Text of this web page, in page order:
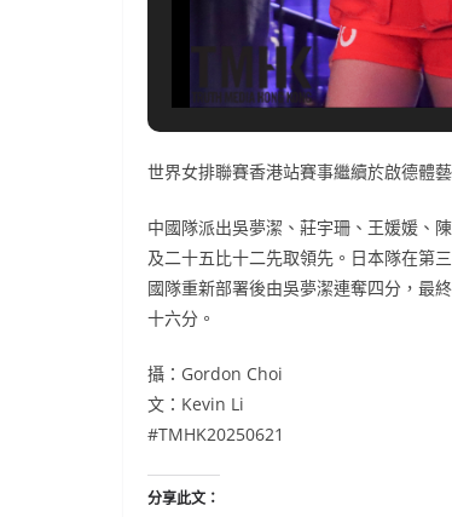
世界女排聯賽香港站賽事繼續於啟德體
中國隊派出吳夢潔、莊宇珊、王媛媛、
及二十五比十二先取領先。日本隊在第
國隊重新部署後由吳夢潔連奪四分，最
十六分。
攝：Gordon Choi
文：Kevin Li
#TMHK20250621
分享此文：